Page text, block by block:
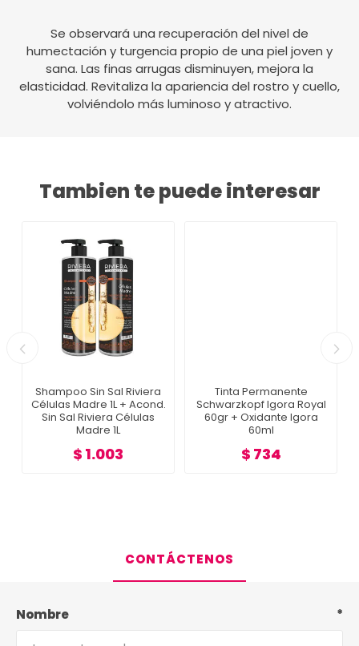
Se observará una recuperación del nivel de
humectación y turgencia propio de una piel joven y
sana. Las finas arrugas disminuyen, mejora la
elasticidad. Revitaliza la apariencia del rostro y cuello,
volviéndolo más luminoso y atractivo.
Tambien te puede interesar
Shampoo Sin Sal Riviera
Células Madre 1L + Acond.
Sin Sal Riviera Células
Madre 1L
$ 1.003
Tinta Permanente
Schwarzkopf Igora Royal
60gr + Oxidante Igora
60ml
$ 734
CONTÁCTENOS
Nombre *